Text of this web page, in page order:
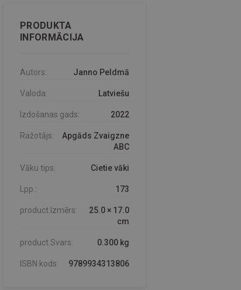
PRODUKTA
INFORMĀCIJA
Autors: Janno Peldmā
Valoda: Latviešu
Izdošanas gads: 2022
Ražotājs:
Apgāds Zvaigzne
ABC
Vāku tips: Cietie vāki
Lpp.: 173
product.Izmērs:
25.0 × 17.0
cm
product.Svars: 0.300 kg
ISBN kods: 9789934313806